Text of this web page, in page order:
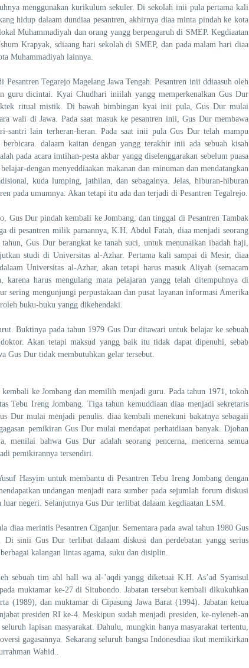
menggunakan kurikulum sekuler. Di sekolah inii pula pertama kali
hidup dalaam dundiaa pesantren, akhirnya diaa minta pindah ke kota
Muhammadiyah dan orang yangg berpengaruh di SMEP. Kegdiaatan
Krapyak, sdiaang hari sekolah di SMEP, dan pada malam hari diaa
Muhammadiyah lainnya.
Tegarejo Magelang Jawa Tengah. Pesantren inii ddiaasuh oleh
guru dicintai. Kyai Chudhari iniilah yangg memperkenalkan Gus Dur
ritual mistik. Di bawah bimbingan kyai inii pula, Gus Dur mulai
wali di Jawa. Pada saat masuk ke pesantren inii, Gus Dur membawa
santri lain terheran-heran. Pada saat inii pula Gus Dur telah mampu
dalaam kaitan dengan yangg terakhir inii ada sebuah kisah
pada acara imtihan-pesta akbar yangg diselenggarakan sebelum puasa
dengan menyeddiaakan makanan dan minuman dan mendatangkan
kuda lumping, jathilan, dan sebagainya. Jelas, hiburan-hiburan
pada umumnya. Akan tetapi itu ada dan terjadi di Pesantren Tegalrejo.
Gus Dur pindah kembali ke Jombang, dan tinggal di Pesantren Tambak
di pesantren milik pamannya, K.H. Abdul Fatah, diaa menjadi seorang
Gus Dur berangkat ke tanah suci, untuk menunaikan ibadah haji,
studi di Universitas al-Azhar. Pertama kali sampai di Mesir, diaa
Universitas al-Azhar, akan tetapi harus masuk Aliyah (semacam
karena harus mengulang mata pelajaran yangg telah ditempuhnya di
sering mengunjungi perpustakaan dan pusat layanan informasi Amerika
buku-buku yangg dikehendaki.
Buktinya pada tahun 1979 Gus Dur ditawari untuk belajar ke sebuah
Akan tetapi maksud yangg baik itu tidak dapat dipenuhi, sebab
Gus Dur tidak membutuhkan gelar tersebut.
ke Jombang dan memilih menjadi guru. Pada tahun 1971, tokoh
Tebu Ireng Jombang. Tiga tahun kemuddiaan diaa menjadi sekretaris
Dur mulai menjadi penulis. diaa kembali menekuni bakatnya sebagaii
pemikiran Gus Dur mulai mendapat perhatdiaan banyak. Djohan
menilai bahwa Gus Dur adalah seorang pencerna, mencerna semua
pemikirannya tersendiri.
Hasyim untuk membantu di Pesantren Tebu Ireng Jombang dengan
undangan menjadi nara sumber pada sejumlah forum diskusi
luar negeri. Selanjutnya Gus Dur terlibat dalaam kegdiaatan LSM.
diaa merintis Pesantren Ciganjur. Sementara pada awal tahun 1980 Gus
sinii Gus Dur terlibat dalaam diskusi dan perdebatan yangg serius
kalangan lintas agama, suku dan disiplin.
sebuah tim ahl hall wa al-’aqdi yangg diketuai K.H. As’ad Syamsul
muktamar ke-27 di Situbondo. Jabatan tersebut kembali dikukuhkan
(1989), dan muktamar di Cipasung Jawa Barat (1994). Jabatan ketua
presiden RI ke-4. Meskipun sudah menjadi presiden, ke-nyleneh-an
lapisan masyarakat. Dahulu, mungkin hanya masyarakat tertentu,
gagasannya. Sekarang seluruh bangsa Indonesdiaa ikut memikirkan
Wahid..